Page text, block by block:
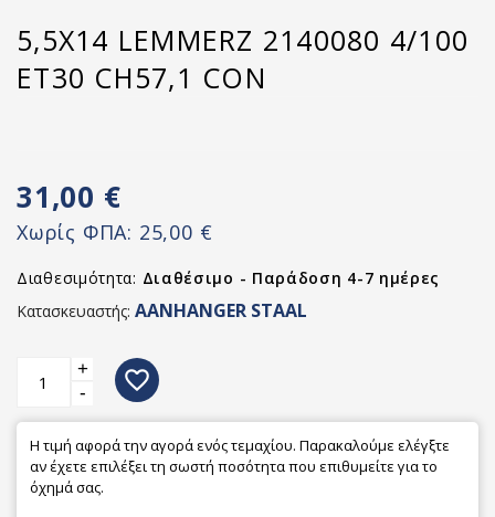
5,5X14 LEMMERZ 2140080 4/100
ET30 CH57,1 CON
31,00 €
Χωρίς ΦΠΑ: 25,00 €
Διαθεσιμότητα: Διαθέσιμο - Παράδοση 4-7 ημέρες
Κατασκευαστής: AANHANGER STAAL
+
-
favorite_border
Η τιμή αφορά την αγορά ενός τεμαχίου. Παρακαλούμε ελέγξτε
αν έχετε επιλέξει τη σωστή ποσότητα που επιθυμείτε για το
όχημά σας.